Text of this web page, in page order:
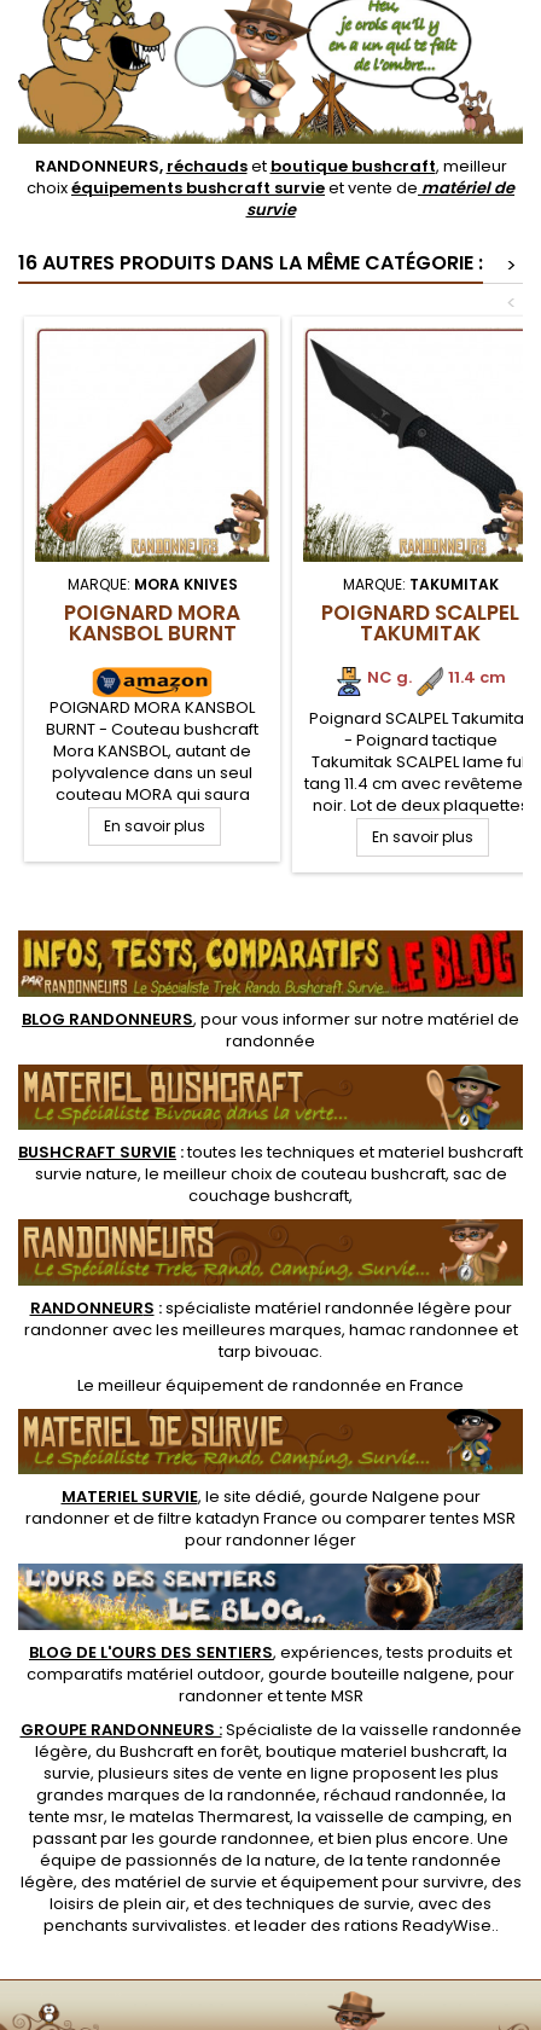
RANDONNEURS, réchaudset boutique bushcraft, meilleur
choixéquipements bushcraft survieet vente de matériel de
survie
16 AUTRES PRODUITS DANS LA MÊME CATÉGORIE :
>
<
MARQUE: MORA KNIVES
POIGNARD MORA
KANSBOL BURNT
POIGNARD MORA KANSBOL
BURNT - Couteau bushcraft
Mora KANSBOL, autant de
polyvalence dans un seul
couteau MORA qui saura
s'adapter à toutes situations
extrêmes avec lame en acier
Carbone 12C27 de 11 cm,
tactique multi-mount
compatible MOLLE
En savoir plus
MARQUE: TAKUMITAK
POIGNARD SCALPEL
TAKUMITAK
NC g.
11.4 cm
Poignard SCALPEL Takumitak
- Poignard tactique
Takumitak SCALPEL lame full
tang 11.4 cm avec revêtement
noir. Lot de deux plaquettes
de manche interchangeable
en FRN noir et Tan (Fibres de
Nylon renforcées). Etui FRN
sécurisé. Poignard polyvalent
pour la survie et le bushcraft.
En savoir plus
BLOG RANDONNEURS, pour vous informer sur notre matériel de
randonnée
BUSHCRAFT SURVIE :toutes les techniques etmateriel bushcraft
survie nature, le meilleur choix de couteau bushcraft, sac de
couchage bushcraft,
RANDONNEURS :spécialiste matériel randonnée légère pour
randonner avec les meilleures marques, hamac randonnee et
tarp bivouac.
Le meilleur équipement de randonnée en France
MATERIEL SURVIE, le site dédié, gourde Nalgene pour
randonneret defiltre katadyn France ou comparer tentes MSR
pour randonner léger
BLOG DE L'OURS DES SENTIERS, expériences, tests produits et
comparatifs matériel outdoor, gourde bouteille nalgene, pour
randonner ettente MSR
GROUPE RANDONNEURS :Spécialiste de la vaisselle randonnée
légère, du Bushcraft en forêt, boutique materiel bushcraft, la
survie, plusieurs sites de vente en ligne proposent les plus
grandes marques de la randonnée, réchaud randonnée, la
tente msr, le matelas Thermarest, la vaisselle de camping, en
passant par les gourde randonnee, et bien plus encore. Une
équipe de passionnés de la nature, de latente randonnée
légère, des matériel de survie et équipement pour survivre, des
loisirs de plein air, et des techniques de survie, avec des
penchants survivalistes. et leader des rations ReadyWise..